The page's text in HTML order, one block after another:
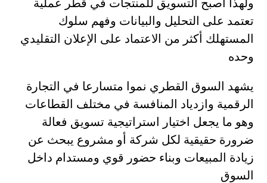
ولهذا أصبح التسويق للمنتجات في قطر عملية
تعتمد على التحليل والبيانات وفهم سلوك
المستهلك أكثر من الاعتماد على الإعلان التقليدي
وحده
يشهد السوق القطري نموا متسارعا في التجارة
الرقمية وازدياد المنافسة في مختلف القطاعات
وهو ما يجعل اختيار استراتيجية تسويق فعالة
ضرورة حقيقية لكل شركة أو مشروع يبحث عن
زيادة المبيعات وبناء حضور قوي ومستدام داخل
السوق